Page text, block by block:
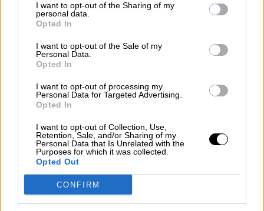
I want to opt-out of the Sharing of my
personal data.
Opted In
I want to opt-out of the Sale of my
Personal Data.
Opted In
I want to opt-out of processing my
Personal Data for Targeted Advertising.
Opted In
I want to opt-out of Collection, Use,
Retention, Sale, and/or Sharing of my
Personal Data that Is Unrelated with the
Purposes for which it was collected.
Opted Out
CONFIRM
La Justicia levanta las medidas
exhumación de los represaliados
enterrados en el Valle de los Caídos